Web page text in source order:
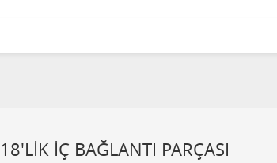
18'LİK İÇ BAĞLANTI PARÇASI